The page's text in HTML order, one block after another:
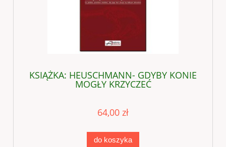
KSIĄŻKA: HEUSCHMANN- GDYBY KONIE
MOGŁY KRZYCZEĆ
64,00 zł
do koszyka